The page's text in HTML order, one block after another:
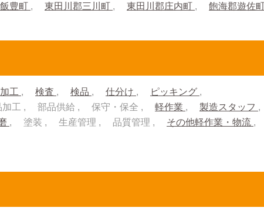
豊町 東田川郡三川町 東田川郡庄内町 飽海郡遊佐
加工 検査 検品 仕分け
ピッキング
工 部品供給 保守・保全 軽作業
製造スタッフ
塗装 生産管理 品質管理
その他軽作業・物流